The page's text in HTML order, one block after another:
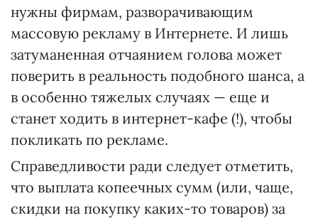
нужны фирмам, разворачивающим
массовую рекламу в Интернете. И лишь
затуманенная отчаянием голова может
поверить в реальность подобного шанса, а
в особенно тяжелых случаях — еще и
станет ходить в интернет-кафе (!), чтобы
покликать по рекламе.
Справедливости ради следует отметить,
что выплата копеечных сумм (или, чаще,
скидки на покупку каких-то товаров) за